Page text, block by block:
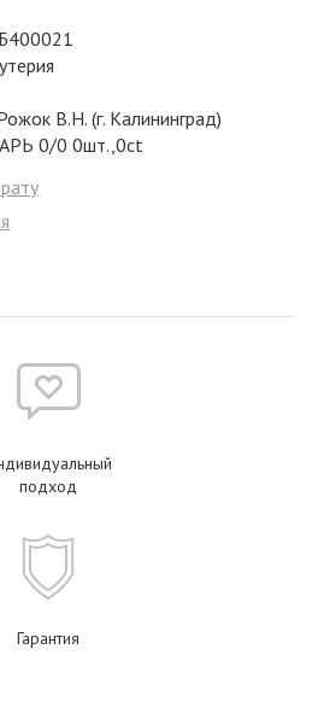
В.Н. (г. Калининград)
0/0 0шт.,0ct
подход
Гарантия